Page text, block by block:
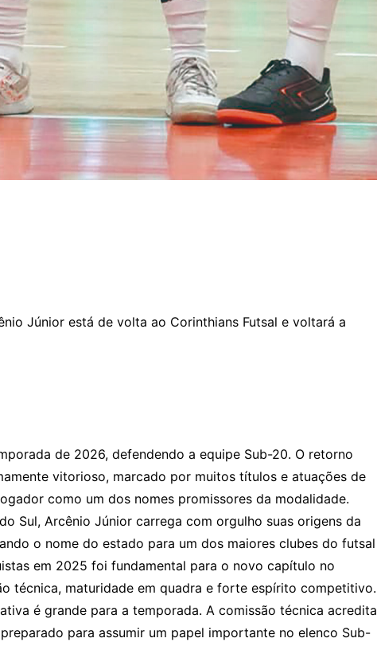
Júnior está de volta ao Corinthians Futsal e voltará a
de 2026, defendendo a equipe Sub-20. O retorno
vitorioso, marcado por muitos títulos e atuações de
como um dos nomes promissores da modalidade.
Sul, Arcênio Júnior carrega com orgulho suas origens da
o nome do estado para um dos maiores clubes do futsal
em 2025 foi fundamental para o novo capítulo no
técnica, maturidade em quadra e forte espírito competitivo.
é grande para a temporada. A comissão técnica acredita
para assumir um papel importante no elenco Sub-